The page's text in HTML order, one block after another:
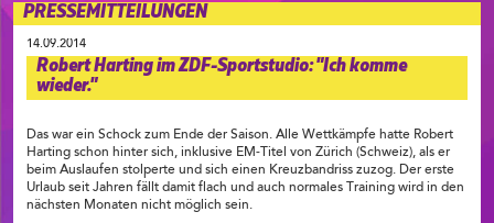
PRESSEMITTEILUNGEN
14.09.2014
Robert Harting im ZDF-Sportstudio: "Ich komme
wieder."
Das war ein Schock zum Ende der Saison. Alle Wettkämpfe hatte Robert
Harting schon hinter sich, inklusive EM-Titel von Zürich (Schweiz), als er
beim Auslaufen stolperte und sich einen Kreuzbandriss zuzog. Der erste
Urlaub seit Jahren fällt damit flach und auch normales Training wird in den
nächsten Monaten nicht möglich sein.